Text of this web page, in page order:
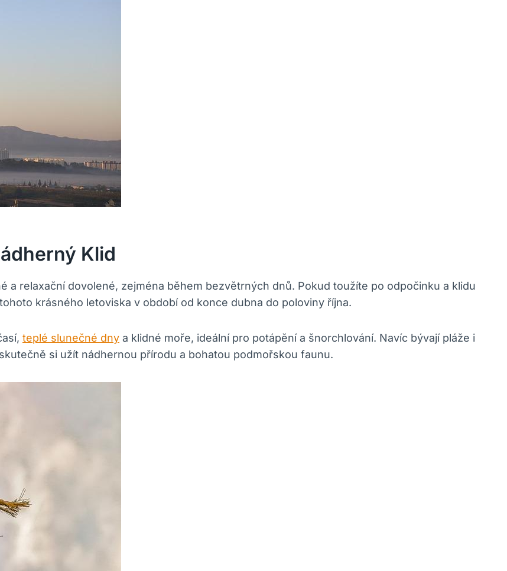
Klid
a relaxační dovolené, zejména během bezvětrných dnů. Pokud toužíte po odpočinku a klidu
krásného letoviska v období od konce dubna do poloviny října.
teplé slunečné dny a klidné moře, ideální pro potápění a šnorchlování. Navíc bývají pláže i
si užít nádhernou přírodu a bohatou podmořskou faunu.